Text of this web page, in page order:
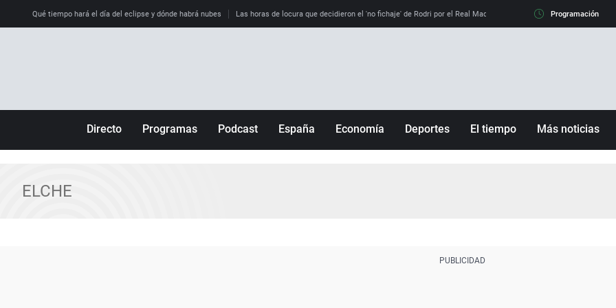
Qué tiempo hará el día del eclipse y dónde habrá nubes Las horas de locura que decidieron el 'no fichaje' de Rodri por el Real Madrid y su 'sí' al Barça La llamada
Programación
Directo Programas Podcast España Economía Deportes El tiempo Más noticias
ELCHE